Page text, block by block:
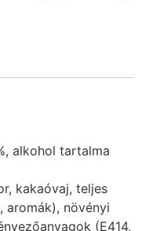
alkohol tartalma
kakaóvaj, teljes
aromák), növényi
(E414,